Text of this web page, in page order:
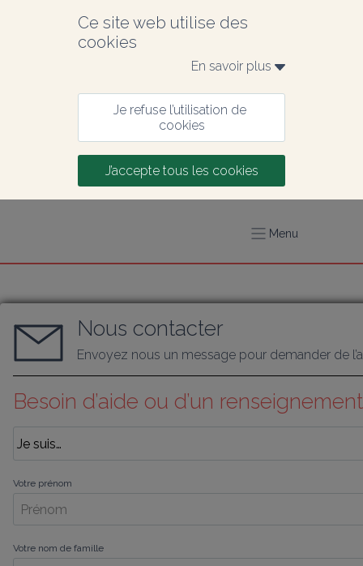
Ce site web utilise des
cookies
En savoir plus
Je refuse l’utilisation de
cookies
J’accepte tous les cookies
Menu
Nous contacter
Envoyez nous un message pour demander de
Besoin d’aide ou d’un
Votre prénom
Votre nom de famille